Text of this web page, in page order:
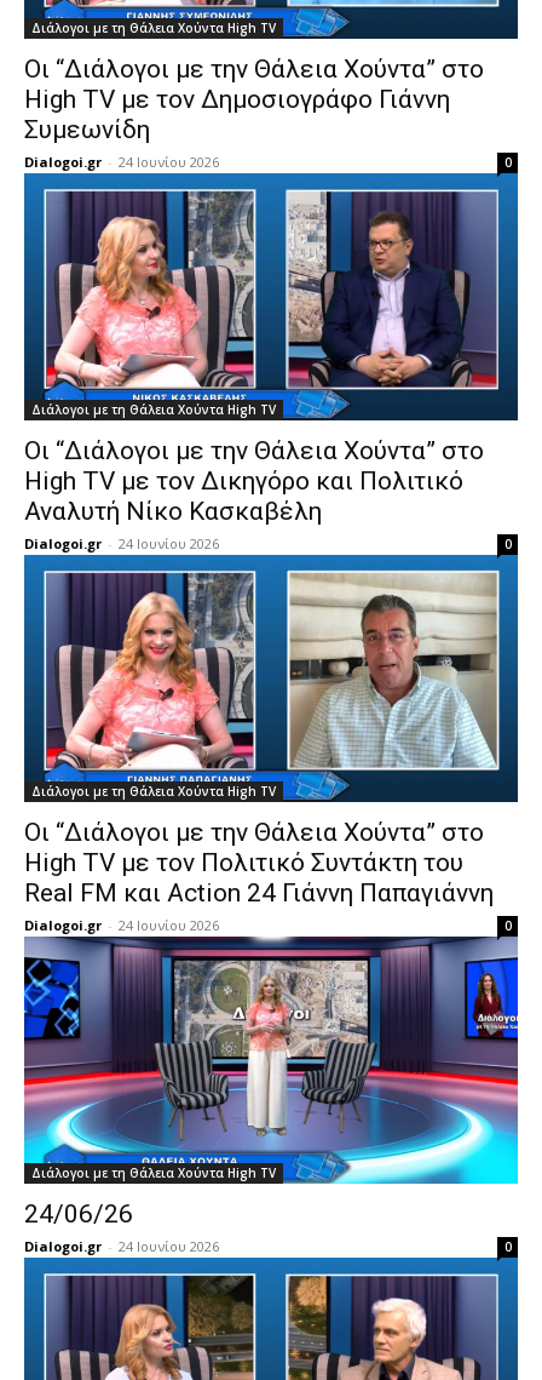
Διάλογοι με τη Θάλεια Χούντα High TV
Οι “Διάλογοι με την Θάλεια Χούντα” στο
High TV με τον Δημοσιογράφο Γιάννη
Συμεωνίδη
Dialogoi.gr - 24 Ιουνίου 2026 0
Διάλογοι με τη Θάλεια Χούντα High TV
Οι “Διάλογοι με την Θάλεια Χούντα” στο
High TV με τον Δικηγόρο και Πολιτικό
Αναλυτή Νίκο Κασκαβέλη
Dialogoi.gr - 24 Ιουνίου 2026 0
Διάλογοι με τη Θάλεια Χούντα High TV
Οι “Διάλογοι με την Θάλεια Χούντα” στο
High TV με τον Πολιτικό Συντάκτη του
Real FM και Action 24 Γιάννη Παπαγιάννη
Dialogoi.gr - 24 Ιουνίου 2026 0
Διάλογοι με τη Θάλεια Χούντα High TV
24/06/26
Dialogoi.gr - 24 Ιουνίου 2026 0